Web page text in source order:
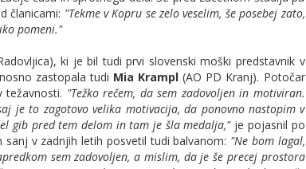
članicami: "Tekme v Kopru se zelo veselim, še posebej zato,
pomeni."
ki je bil tudi prvi slovenski moški predstavnik v
zastopala tudi Mia Krampl (AO PD Kranj). Potočar
težavnosti. "Težko rečem, da sem zadovoljen in motiviran.
je to zagotovo velika motivacija, da ponovno nastopim v
gib pred tem delom in tam je šla medalja,"je pojasnil po
v zadnjih letih posvetil tudi balvanom: "Ne bom lagal,
sem zadovoljen, a mislim, da je še precej prostora